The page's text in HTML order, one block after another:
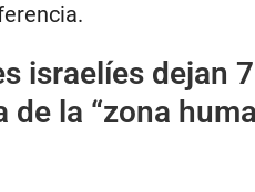
israelíes dejan
la “zona